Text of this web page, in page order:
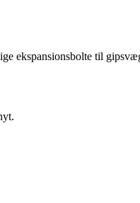
ekspansionsbolte til